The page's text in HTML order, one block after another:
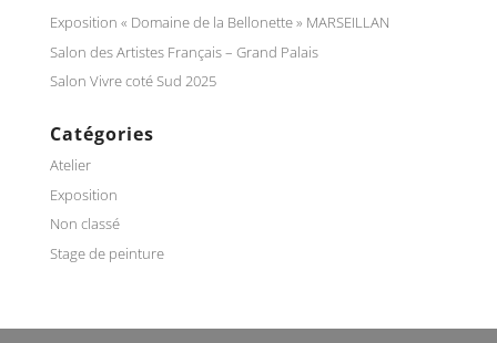
Exposition « Domaine de la Bellonette » MARSEILLAN
Salon des Artistes Français – Grand Palais
Salon Vivre coté Sud 2025
Catégories
Atelier
Exposition
Non classé
Stage de peinture